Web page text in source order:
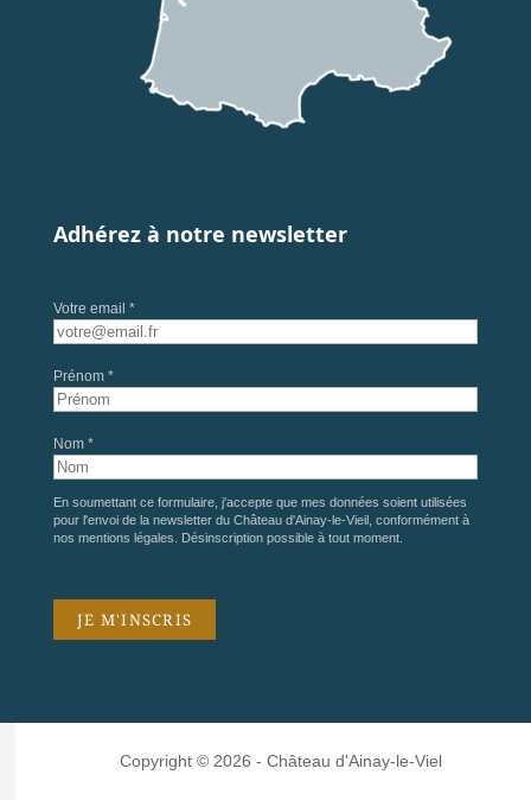
Adhérez à notre newsletter
Votre email *
Prénom *
Nom *
En soumettant ce formulaire, j'accepte que mes données soient utilisées
pour l'envoi de la newsletter du Château d'Ainay-le-Vieil, conformément à
nos mentions légales . Désinscription possible à tout moment.
Copyright © 2026 - Château d'Ainay-le-Viel